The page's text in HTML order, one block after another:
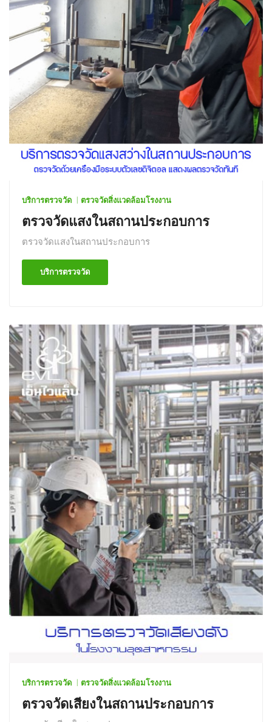
บริการตรวจวัด ตรวจวัดสิ่งแวดล้อมโรงงาน
ตรวจวัดแสงในสถานประกอบการ
ตรวจวัดแสงในสถานประกอบการ
บริการตรวจวัด
บริการตรวจวัด ตรวจวัดสิ่งแวดล้อมโรงงาน
ตรวจวัดเสียงในสถานประกอบการ